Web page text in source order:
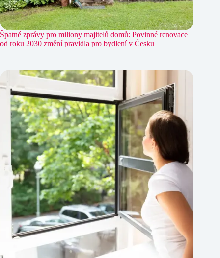
Špatné zprávy pro miliony majitelů domů: Povinné renovace
od roku 2030 změní pravidla pro bydlení v Česku